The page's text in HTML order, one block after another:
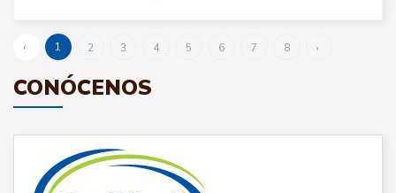
‹ 1 2 3 4 5 6 7 8 ›
CONÓCENOS